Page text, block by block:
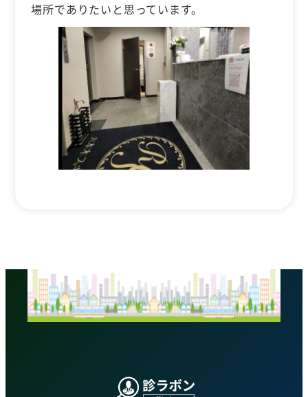
場所でありたいと思っています。